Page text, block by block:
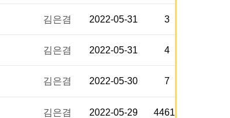
김은겸 2022-05-31 3
김은겸 2022-05-31 4
김은겸 2022-05-30 7
김은겸 2022-05-29 44618